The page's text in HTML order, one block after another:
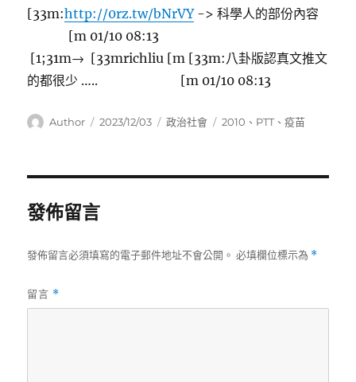
[33m:http://0rz.tw/bNrVY-> 科學人的部份內容
[m 01/10 08:13
[1;31m→ [33mrichliu [m [33m:八卦版認真文推文
的都很少 ….. [m 01/10 08:13
作
Author
發
2023/12/03
分
政治社會
標
2010 、 PTT、疫苗
發佈留言
發佈留言必須填寫的電子郵件地址不會公開。 必填欄位標示為 *
留言 *